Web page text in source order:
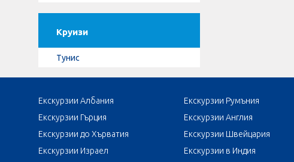
Круизи
Тунис
Екскурзии Албания Екскурзии Румъния
Екскурзии Гърция
Екскурзии Англия
Екскурзии до Хърватия
Екскурзии Швейцария
Екскурзии Израел
Екскурзии в Индия